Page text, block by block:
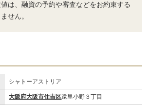
は、融資の予約や審査などをお約束する
せん。
シャトーアストリア
大阪府大阪市住吉区遠里小野３丁目